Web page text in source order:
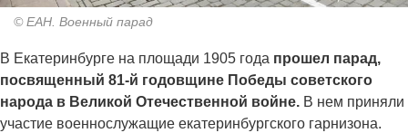
© ЕАН. Военный парад
В Екатеринбурге на площади 1905 года прошел парад,
посвященный 81-й годовщине Победы советского
народа в Великой Отечественной войне. В нем приняли
участие военнослужащие екатеринбургского гарнизона.